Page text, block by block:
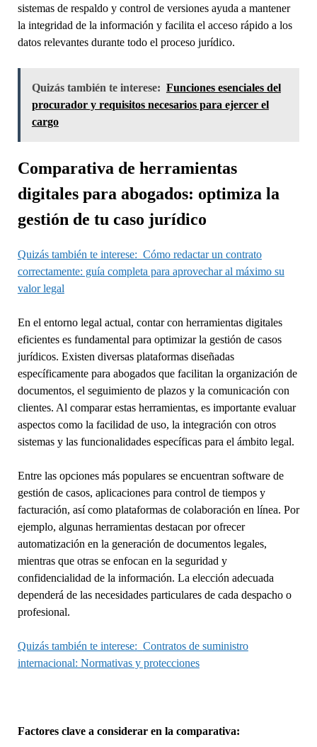
sistemas de respaldo y control de versiones ayuda a mantener
la integridad de la información y facilita el acceso rápido a los
datos relevantes durante todo el proceso jurídico.
Quizás también te interese: Funciones esenciales del
procurador y requisitos necesarios para ejercer el
cargo
Comparativa de herramientas
digitales para abogados: optimiza la
gestión de tu caso jurídico
Quizás también te interese: Cómo redactar un contrato
correctamente: guía completa para aprovechar al máximo su
valor legal
En el entorno legal actual, contar con herramientas digitales
eficientes es fundamental para optimizar la gestión de casos
jurídicos. Existen diversas plataformas diseñadas
específicamente para abogados que facilitan la organización de
documentos, el seguimiento de plazos y la comunicación con
clientes. Al comparar estas herramientas, es importante evaluar
aspectos como la facilidad de uso, la integración con otros
sistemas y las funcionalidades específicas para el ámbito legal.
Entre las opciones más populares se encuentran software de
gestión de casos, aplicaciones para control de tiempos y
facturación, así como plataformas de colaboración en línea. Por
ejemplo, algunas herramientas destacan por ofrecer
automatización en la generación de documentos legales,
mientras que otras se enfocan en la seguridad y
confidencialidad de la información. La elección adecuada
dependerá de las necesidades particulares de cada despacho o
profesional.
Quizás también te interese: Contratos de suministro
internacional: Normativas y protecciones
Factores clave a considerar en la comparativa: